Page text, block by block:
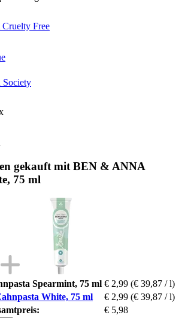
Free
Society
gekauft mit BEN & ANNA
75 ml
Spearmint, 75 ml € 2,99 (€ 39,87 / l)
White, 75 ml
€ 2,99 (€ 39,87 / l)
€ 5,98